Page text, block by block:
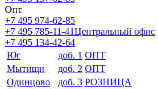
Опт
+7 495 974-62-85
+7 495 785-11-41Центральный офис
+7 495 134-42-64
Юг
доб. 1 ОПТ
Мытищи
доб. 2 ОПТ
Одинцово
доб. 3 РОЗНИЦА